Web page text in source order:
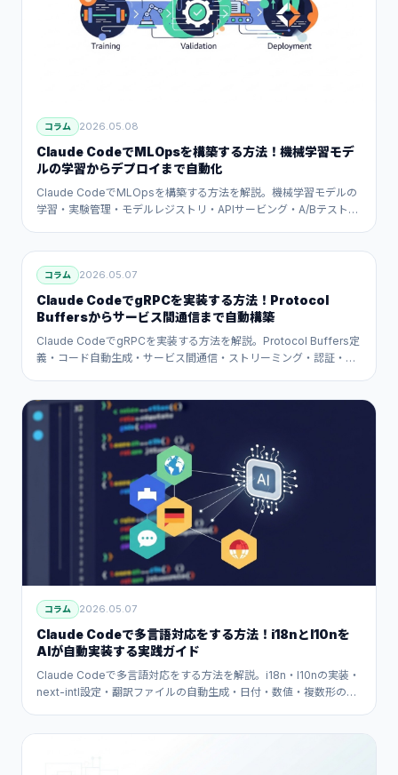
コラム 2026.05.08
Claude CodeでMLOpsを構築する方法！機械学習モデ
ルの学習からデプロイまで自動化
Claude CodeでMLOpsを構築する方法を解説。機械学習モデルの
学習・実験管理・モデルレジストリ・APIサービング・A/Bテスト・
コラム 2026.05.07
Claude CodeでgRPCを実装する方法！Protocol
Buffersからサービス間通信まで自動構築
Claude CodeでgRPCを実装する方法を解説。Protocol Buffers定
義・コード自動生成・サービス間通信・ストリーミング・認証・
コラム 2026.05.07
Claude Codeで多言語対応をする方法！i18nとl10nを
AIが自動実装する実践ガイド
Claude Codeで多言語対応をする方法を解説。i18n・l10nの実装・
next-intl設定・翻訳ファイルの自動生成・日付・数値・複数形の対